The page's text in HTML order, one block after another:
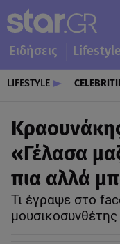
Ειδήσεις Lifestyle
LIFESTYLE
«Γέλασα
πια αλλά
Τι έγραψε στο
μουσικοσυνθέτης